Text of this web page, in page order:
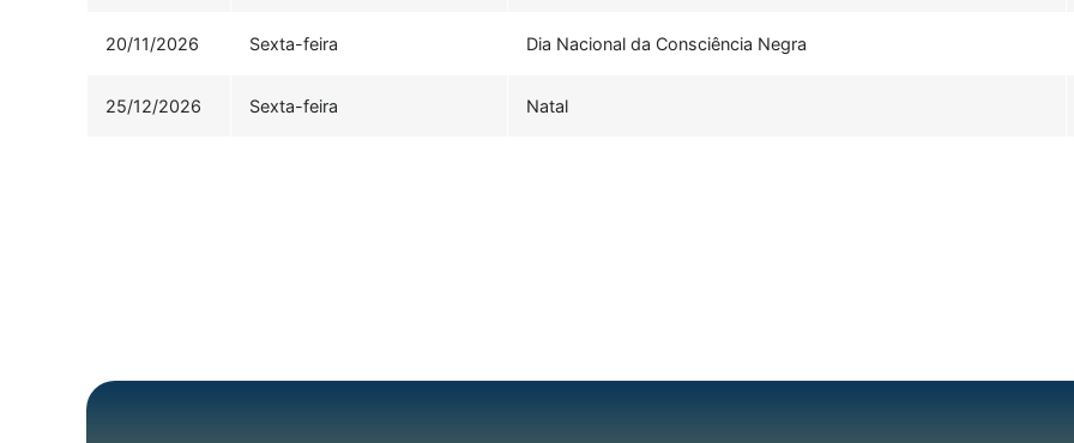
20/11/2026 Sexta-feira Dia Nacional da Consciência Negra
25/12/2026 Sexta-feira Natal